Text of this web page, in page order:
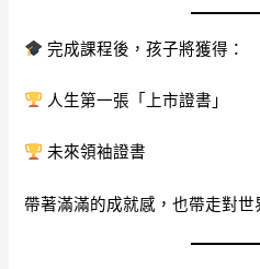
完成課程後，孩子將獲得：
人生第一張「上市證書」
未來領袖證書
帶著滿滿的成就感，也帶走對世